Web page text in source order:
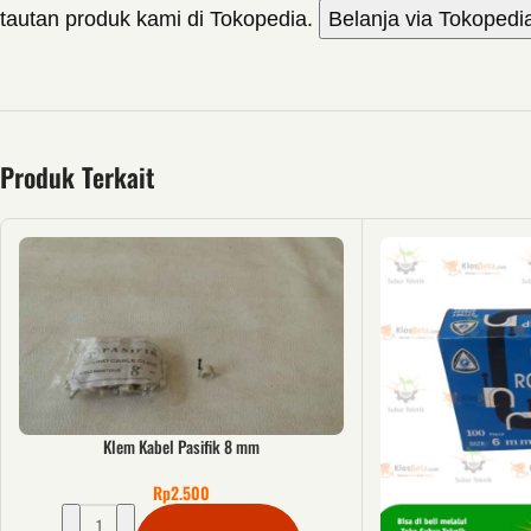
tautan produk kami di Tokopedia. Belanja via
Produk Terkait
Klem Kabel Pasifik 8 mm
Rp2.500